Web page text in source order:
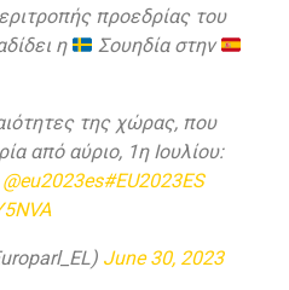
προεδρίας του
η
Σουηδία στην
της χώρας, που
από αύριο, 1η Ιουλίου:
@eu2023es#EU2023ES
June 30, 2023